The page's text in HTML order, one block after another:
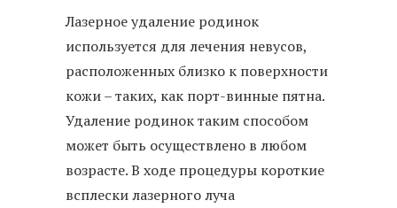
Лазерное удаление родинок
используется для лечения невусов,
расположенных близко к поверхности
кожи – таких, как порт-винные пятна.
Удаление родинок таким способом
может быть осуществлено в любом
возрасте. В ходе процедуры короткие
всплески лазерного луча